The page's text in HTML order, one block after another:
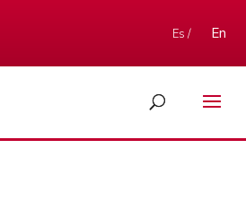
Es / En